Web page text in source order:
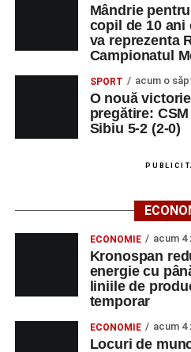
Mândrie
copil de 10
va reprezenta
Campionatul
SPORT acum o
O nouă
pregătire:
Sibiu 5-2 (2-0)
ECONOMIE acum 4
Kronospan
energie cu
liniile de
temporar
ECONOMIE acum 4
Locuri de